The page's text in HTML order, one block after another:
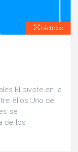
Tácticos
pivote en la
éllos.Uno de
se
de los